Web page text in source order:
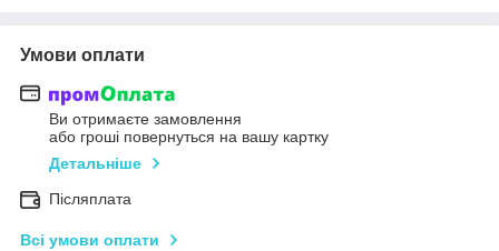
Умови оплати
Ви отримаєте замовлення
або гроші повернуться на вашу картку
Детальніше
Післяплата
Всі умови оплати